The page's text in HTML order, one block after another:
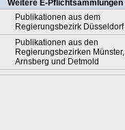
Weitere E-Pflichtsammlungen
Publikationen aus dem
Regierungsbezirk Düsseldorf
Publikationen aus den
Regierungsbezirken Münster,
Arnsberg und Detmold